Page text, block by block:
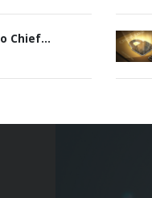
Chief...